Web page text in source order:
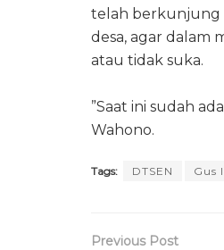
telah berkunjung
desa, agar dalam
atau tidak suka.
‎”Saat ini sudah
Wahono.
Tags: DTSEN Gus
Previous Post